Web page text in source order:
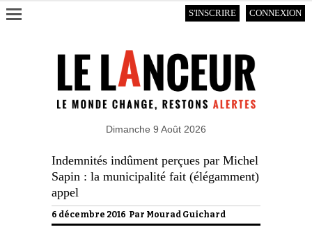
S'INSCRIRE CONNEXION
Dimanche 9 Août 2026
Indemnités indûment perçues par Michel
Sapin : la municipalité fait (élégamment)
appel
6 décembre 2016 Par Mourad Guichard